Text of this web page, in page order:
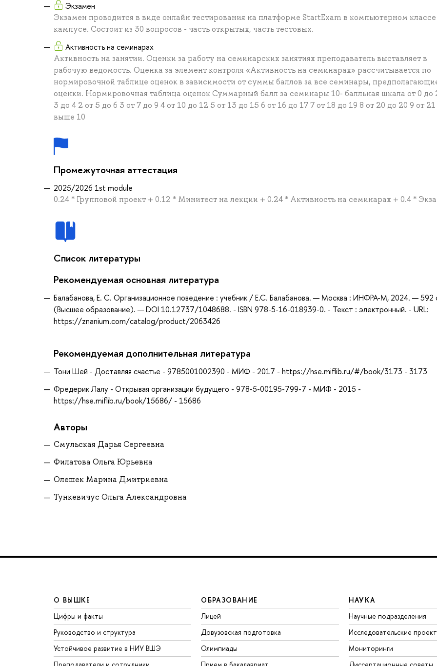
Экзамен
Экзамен проводится в виде онлайн тестирования на платформе StartExam в компьютерном
кампусе. Состоит из 30 вопросов - часть открытых, часть тестовых.
Активность на семинарах
Активность на занятии. Оценки за работу на семинарских занятиях преподаватель выставляет в
рабочую ведомость. Оценка за элемент контроля «Активность на семинарах» рассчитывается по
нормировочной таблице оценок в зависимости от суммы баллов за все семинары,
оценки. Нормировочная таблица оценок Суммарный балл за семинары 10- балльная шкала от 0 до
3 до 4 2 от 5 до 6 3 от 7 до 9 4 от 10 до 12 5 от 13 до 15 6 от 16 до 17 7 от 18 до 19 8 от 20 до 20 9 от
выше 10
Промежуточная аттестация
2025/2026 1st module
0.24 * Групповой проект + 0.12 * Минитест на лекции + 0.24 * Активность на семинарах + 0.4 *
Список литературы
Рекомендуемая основная литература
Балабанова, Е. С. Организационное поведение : учебник / Е.С. Балабанова. — Москва : ИНФРА-М, 2024. — 592
(Высшее образование). — DOI 10.12737/1048688. - ISBN 978-5-16-018939-0. - Текст : электронный. - URL:
https://znanium.com/catalog/product/2063426
Рекомендуемая дополнительная литература
Тони Шей - Доставляя счастье - 9785001002390 - МИФ - 2017 - https://hse.miflib.ru/#/book/3173 - 3173
Фредерик Лалу - Открывая организации будущего - 978-5-00195-799-7 - МИФ - 2015 -
https://hse.miflib.ru/book/15686/ - 15686
Авторы
Смульская Дарья Сергеевна
Филатова Ольга Юрьевна
Олешек Марина Дмитриевна
Тункевичус Ольга Александровна
О ВЫШКЕ
Цифры и факты
Руководство и структура
Устойчивое развитие в НИУ ВШЭ
ОБРАЗОВАНИЕ
Лицей
Довузовская подготовка
Олимпиады
НАУКА
Научные подразделения
Исследовательские
Мониторинги